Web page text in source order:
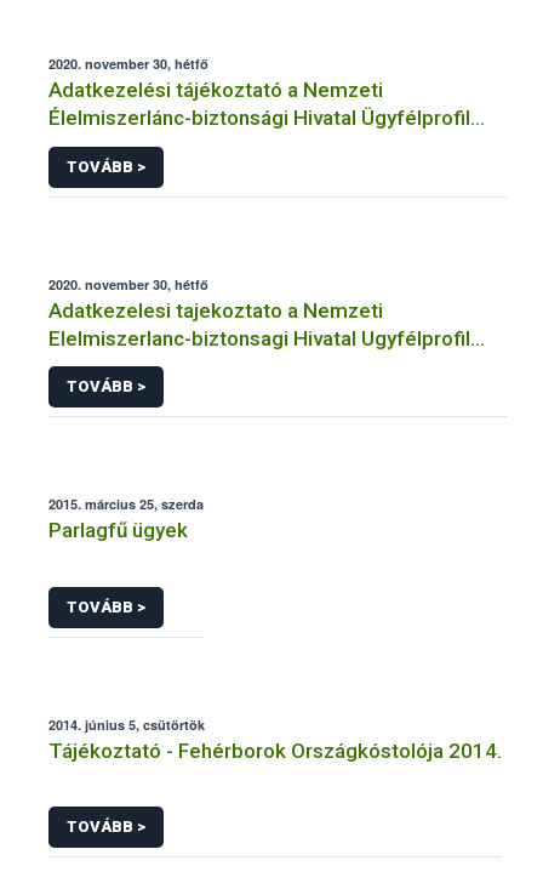
2020. november 30, hétfő
Adatkezelési tájékoztató a Nemzeti
Élelmiszerlánc-biztonsági Hivatal Ügyfélprofil
Rendszerben önellenőrzési rendszer
működtetése témakörben intézhető közhatalmi
eljárásaihoz kapcsolódó adatkezeléséhez
TOVÁBB >
2020. november 30, hétfő
Adatkezelesi tajekoztato a Nemzeti
Elelmiszerlanc-biztonsagi Hivatal Ugyfélprofil
Rendszerben eredetvedelem temakorben
intezheto kozhatalmi eljarasaihoz kapcsolodo
adatkezelesehez
TOVÁBB >
2015. március 25, szerda
Parlagfű ügyek
TOVÁBB >
2014. június 5, csütörtök
Tájékoztató - Fehérborok Országkóstolója 2014.
TOVÁBB >